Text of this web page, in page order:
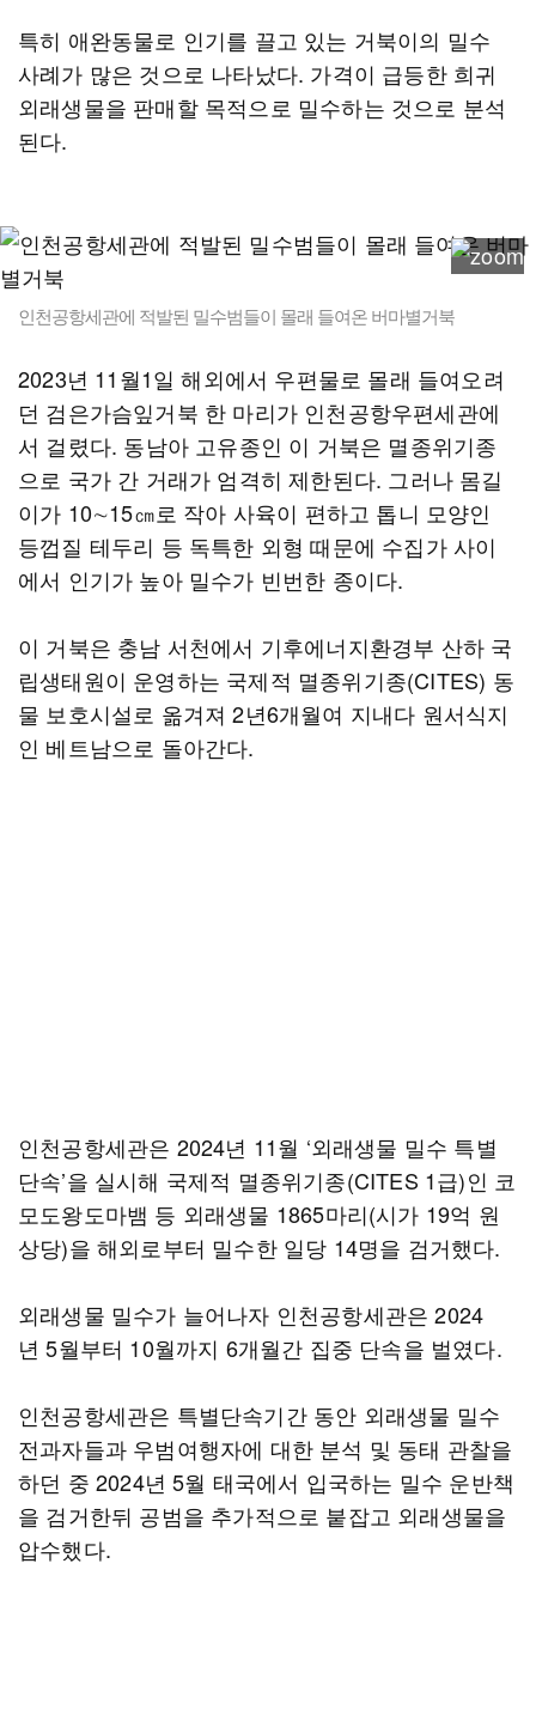
특히 애완동물로 인기를 끌고 있는 거북이의 밀수
사례가 많은 것으로 나타났다. 가격이 급등한 희귀
외래생물을 판매할 목적으로 밀수하는 것으로 분석
된다.
인천공항세관에 적발된 밀수범들이 몰래 들여온 버마별거북
2023년 11월1일 해외에서 우편물로 몰래 들여오려
던 검은가슴잎거북 한 마리가 인천공항우편세관에
서 걸렸다. 동남아 고유종인 이 거북은 멸종위기종
으로 국가 간 거래가 엄격히 제한된다. 그러나 몸길
이가 10∼15㎝로 작아 사육이 편하고 톱니 모양인
등껍질 테두리 등 독특한 외형 때문에 수집가 사이
에서 인기가 높아 밀수가 빈번한 종이다.
이 거북은 충남 서천에서 기후에너지환경부 산하 국
립생태원이 운영하는 국제적 멸종위기종(CITES) 동
물 보호시설로 옮겨져 2년6개월여 지내다 원서식지
인 베트남으로 돌아간다.
인천공항세관은 2024년 11월 ‘외래생물 밀수 특별
단속’을 실시해 국제적 멸종위기종(CITES 1급)인 코
모도왕도마뱀 등 외래생물 1865마리(시가 19억 원
상당)을 해외로부터 밀수한 일당 14명을 검거했다.
외래생물 밀수가 늘어나자 인천공항세관은 2024
년 5월부터 10월까지 6개월간 집중 단속을 벌였다.
인천공항세관은 특별단속기간 동안 외래생물 밀수
전과자들과 우범여행자에 대한 분석 및 동태 관찰을
하던 중 2024년 5월 태국에서 입국하는 밀수 운반책
을 검거한뒤 공범을 추가적으로 붙잡고 외래생물을
압수했다.